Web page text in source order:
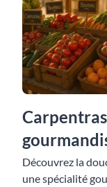
Découvrez la
une spécialité